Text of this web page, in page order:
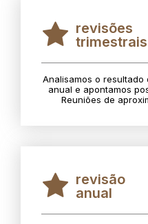
revisões
trimestrais
Analisamos o
anual e apontamos
Reuniões de
revisão
anual